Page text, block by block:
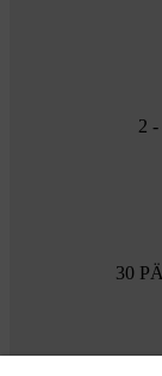
2
30